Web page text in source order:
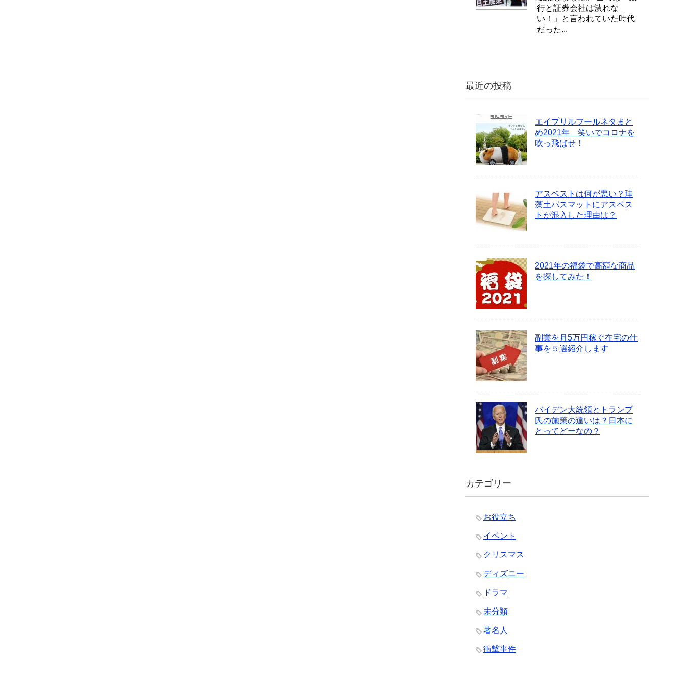
行と証券会社は潰れな
い！」と言われていた時代
だった...
最近の投稿
エイプリルフールネタまと
め2021年 笑いでコロナを
吹っ飛ばせ！
アスベストは何が悪い？珪
藻土バスマットにアスベス
トが混入した理由は？
2021年の福袋で高額な商品
を探してみた！
副業を月5万円稼ぐ在宅の仕
事を５選紹介します
バイデン大統領とトランプ
氏の施策の違いは？日本に
とってどーなの？
カテゴリー
お役立ち
イベント
クリスマス
ディズニー
ドラマ
未分類
著名人
衝撃事件